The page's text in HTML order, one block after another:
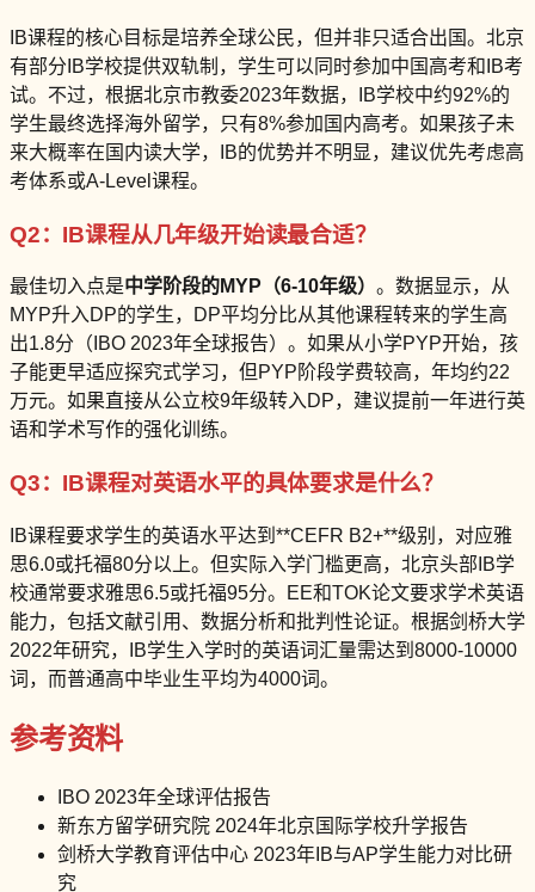
IB课程的核心目标是培养全球公民，但并非只适合出国。北京
有部分IB学校提供双轨制，学生可以同时参加中国高考和IB考
试。不过，根据北京市教委2023年数据，IB学校中约92%的
学生最终选择海外留学，只有8%参加国内高考。如果孩子未
来大概率在国内读大学，IB的优势并不明显，建议优先考虑高
考体系或A-Level课程。
Q2：IB课程从几年级开始读最合适？
最佳切入点是中学阶段的MYP（6-10年级） 。数据显示，从
MYP升入DP的学生，DP平均分比从其他课程转来的学生高
出1.8分（IBO 2023年全球报告）。如果从小学PYP开始，孩
子能更早适应探究式学习，但PYP阶段学费较高，年均约22
万元。如果直接从公立校9年级转入DP，建议提前一年进行英
语和学术写作的强化训练。
Q3：IB课程对英语水平的具体要求是什么？
IB课程要求学生的英语水平达到**CEFR B2+**级别，对应雅
思6.0或托福80分以上。但实际入学门槛更高，北京头部IB学
校通常要求雅思6.5或托福95分。EE和TOK论文要求学术英语
能力，包括文献引用、数据分析和批判性论证。根据剑桥大学
2022年研究，IB学生入学时的英语词汇量需达到8000-10000
词，而普通高中毕业生平均为4000词。
参考资料
IBO 2023年全球评估报告
新东方留学研究院 2024年北京国际学校升学报告
剑桥大学教育评估中心 2023年IB与AP学生能力对比研
究